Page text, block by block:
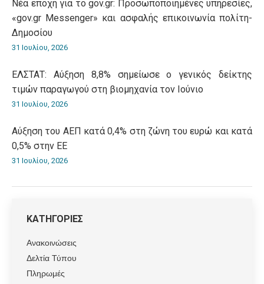
Νέα εποχή για το gov.gr: Προσωποποιημένες υπηρεσίες,
«gov.gr Messenger» και ασφαλής επικοινωνία πολίτη-
Δημοσίου
31 Ιουλίου, 2026
ΕΛΣΤΑΤ: Αύξηση 8,8% σημείωσε ο γενικός δείκτης
τιμών παραγωγού στη βιομηχανία τον Ιούνιο
31 Ιουλίου, 2026
Αύξηση του ΑΕΠ κατά 0,4% στη ζώνη του ευρώ και κατά
0,5% στην ΕΕ
31 Ιουλίου, 2026
ΚΑΤΗΓΟΡΙΕΣ
Ανακοινώσεις
Δελτία Τύπου
Πληρωμές